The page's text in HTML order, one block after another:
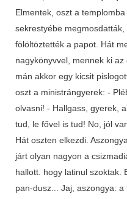
Elmentek, oszt a
sekrestyébe megmosdatták,
fölöltöztették a papot. Hát
nagykönyvvel, mennek ki
mán akkor egy kicsit
oszt a ministrángyerek: -
olvasni! - Hallgass, gyerek,
tud, le fővel is tud! No, jól
Hát oszten elkezdi.
járt olyan nagyon a
hallott. hogy latinul szoktak.
pan-dusz... Jaj, aszongya: a